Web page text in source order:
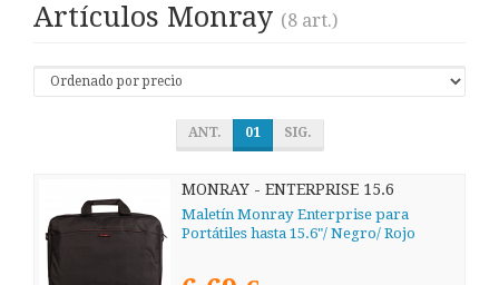
Artículos Monray (8 art.)
ANT. 01 SIG.
MONRAY - ENTERPRISE 15.6
Maletín Monray Enterprise para
Portátiles hasta 15.6"/ Negro/ Rojo